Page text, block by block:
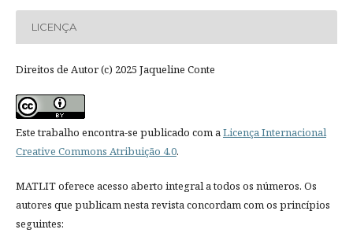
LICENÇA
Direitos de Autor (c) 2025 Jaqueline Conte
Este trabalho encontra-se publicado com aLicença Internacional
Creative Commons Atribuição 4.0.
MATLIT oferece acesso aberto integral a todos os números. Os
autores que publicam nesta revista concordam com os princípios
seguintes: